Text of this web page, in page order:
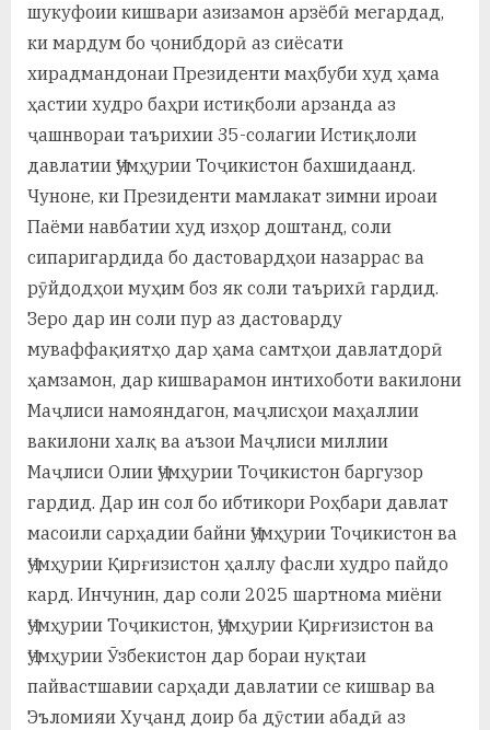
шукуфоии кишвари азизамон арзёбӣ мегардад,
ки мардум бо ҷонибдорӣ аз сиёсати
хирадмандонаи Президенти маҳбуби худ ҳама
ҳастии худро баҳри истиқболи арзанда аз
ҷашнвораи таърихии 35-солагии Истиқлоли
давлатии Ҷумҳурии Тоҷикистон бахшидаанд.
Чуноне, ки Президенти мамлакат зимни ироаи
Паёми навбатии худ изҳор доштанд, соли
сипаригардида бо дастовардҳои назаррас ва
рӯйдодҳои муҳим боз як соли таърихӣ гардид.
Зеро дар ин соли пур аз дастоварду
муваффақиятҳо дар ҳама самтҳои давлатдорӣ
ҳамзамон, дар кишварамон интихоботи вакилони
Маҷлиси намояндагон, маҷлисҳои маҳаллии
вакилони халқ ва аъзои Маҷлиси миллии
Маҷлиси Олии Ҷумҳурии Тоҷикистон баргузор
гардид. Дар ин сол бо ибтикори Роҳбари давлат
масоили сарҳадии байни Ҷумҳурии Тоҷикистон ва
Ҷумҳурии Қирғизистон ҳаллу фасли худро пайдо
кард. Инчунин, дар соли 2025 шартнома миёни
Ҷумҳурии Тоҷикистон, Ҷумҳурии Қирғизистон ва
Ҷумҳурии Ӯзбекистон дар бораи нуқтаи
пайвастшавии сарҳади давлатии се кишвар ва
Эъломияи Хуҷанд доир ба дӯстии абадӣ аз